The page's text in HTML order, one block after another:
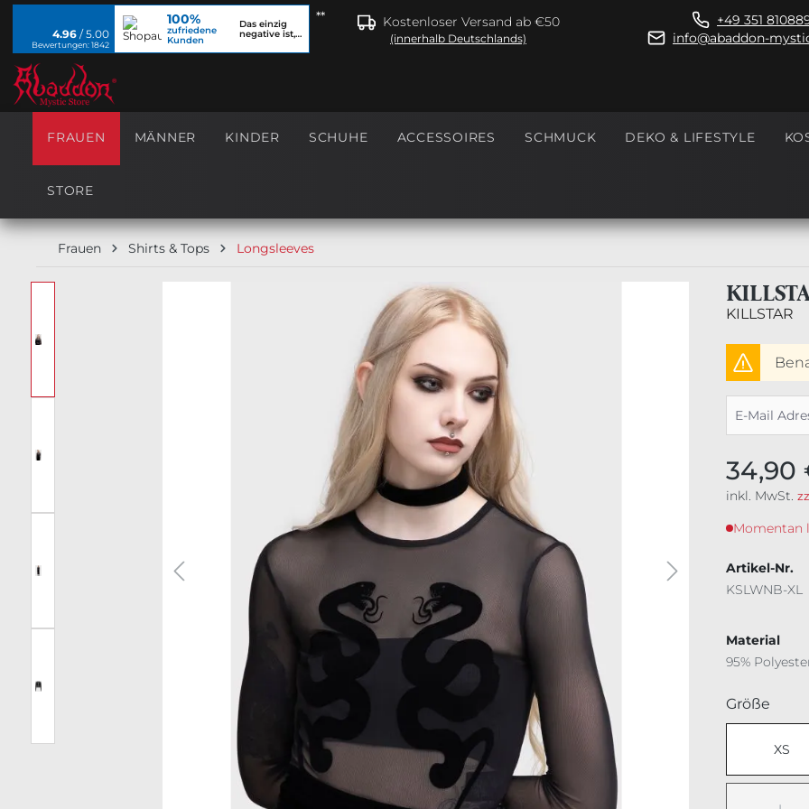
Zur Hauptnavigation springen **
4.96 / 5.00
Bewertungen: 1842
100%
zufriedene
Kunden
Das einzig
negative ist,
Kostenloser Versand ab €50
(innerhalb Deutschlands)
+49 351
info@abaddon-
FRAUEN MÄNNER KINDER SCHUHE ACCESSOIRES SCHMUCK DEKO & LIFESTYLE
STORE
Frauen Shirts & Tops Longsleeves
KILLSTAR
34,90
inkl. MwSt.
Momentan
Artikel-Nr.
KSLWNB-XL
Material
95%
Größe
XS